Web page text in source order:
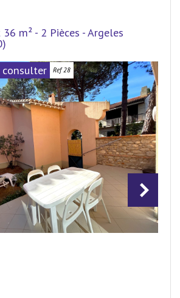
m² - 2 Pièces - Argeles
consulter Ref 28